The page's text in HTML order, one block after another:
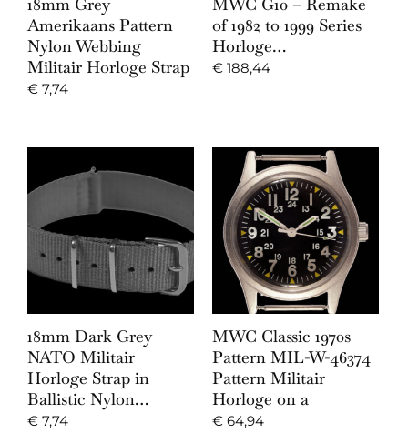
Amerikaans Pattern
Nylon Webbing
Militair Horloge Strap
€ 7,74
of 1982 to 1999 Series
Horloge…
€ 188,44
18mm Dark Grey
NATO Militair
Horloge Strap in
Ballistic Nylon…
€ 7,74
MWC Classic 1970s
Pattern MIL-W-46374
Pattern Militair
Horloge on a
€ 64,94